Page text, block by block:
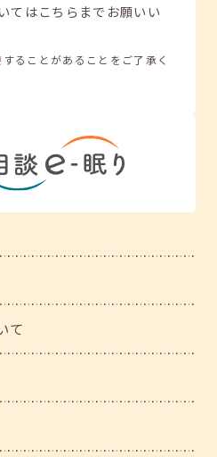
てはこちらまでお願いい
ることがあることをご了承く
て